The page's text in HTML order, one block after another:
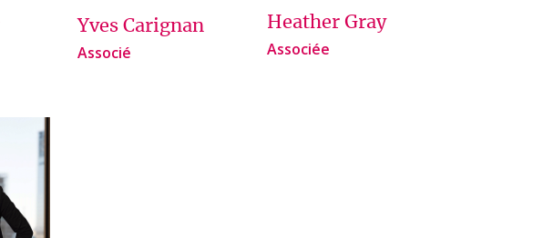
Yves Carignan
Associé
Heather Gray
Associée